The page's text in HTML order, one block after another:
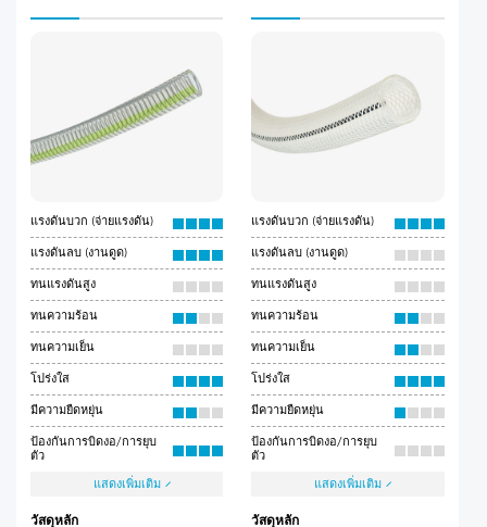
แรงดันบวก (จ่ายแรงดัน)
แรงดันลบ (งานดูด)
ทนแรงดันสูง
ทนความร้อน
ทนความเย็น
โปร่งใส
มีความยืดหยุ่น
ป้องกันการบิดงอ/การยุบ
ตัว
แสดงเพิ่มเติม
วัสดุหลัก
แรงดันบวก (จ่ายแรงดัน)
แรงดันลบ (งานดูด)
ทนแรงดันสูง
ทนความร้อน
ทนความเย็น
โปร่งใส
มีความยืดหยุ่น
ป้องกันการบิดงอ/การยุบ
ตัว
แสดงเพิ่มเติม
วัสดุหลัก